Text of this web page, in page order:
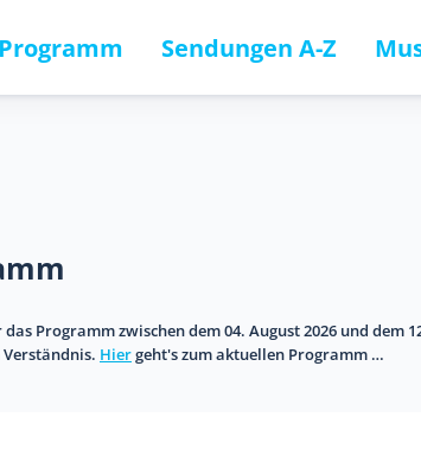
Sendungen A-Z
Programm zwischen dem 04. August 2026 und dem
Hiergeht's zum aktuellen Programm …